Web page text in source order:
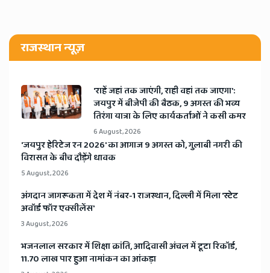
राजस्थान न्यूज़
'राहें जहां तक जाएंगी, राही वहां तक जाएगा':
जयपुर में बीजेपी की बैठक, 9 अगस्त की भव्य
तिरंगा यात्रा के लिए कार्यकर्ताओं ने कसी कमर
6 August, 2026
​'जयपुर हेरिटेज रन 2026' का आगाज 9 अगस्त को, गुलाबी नगरी की
विरासत के बीच दौड़ेंगे धावक
5 August, 2026
अंगदान जागरूकता में देश में नंबर-1 राजस्थान, दिल्ली में मिला 'स्टेट
अवॉर्ड फॉर एक्सीलेंस'
3 August, 2026
भजनलाल सरकार में शिक्षा क्रांति, आदिवासी अंचल में टूटा रिकॉर्ड,
11.70 लाख पार हुआ नामांकन का आंकड़ा